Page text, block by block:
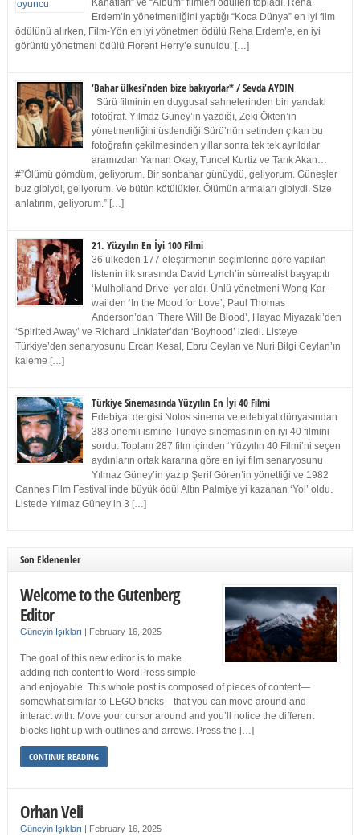
Kanatları” ve “Albüm” filmleri ödülleri topladı. Reha
Erdem’in yönetmenliğini yaptığı “Koca Dünya” en iyi film
ödülünü alırken, Film-Yön en iyi yönetmen ödülü Reha Erdem’e, en iyi
görüntü yönetmeni ödülü Florent Herry’e sunuldu. […]
‘Bahar ülkesi’nden bize bakıyorlar* / Sevda AYDIN
Sürü filminin en duygusal sahnelerinden biri yandaki
fotoğraf. Yılmaz Güney’in yazdığı, Zeki Ökten’in
yönetmenliğini üstlendiği Sürü’nün setinden çıkan bu
fotoğrafın çekilmesinden yıllar sonra tek tek ayrıldılar
aramızdan Yaman Okay, Tuncel Kurtiz ve Tarık Akan…
#”Ölümü gömdüm, geliyorum. Bir sonbahar günüydü, geliyorum. Güneşler
buz gibiydi, geliyorum. Ve bütün kötülükler. Ölümün armaları gibiydi. Size
anlatırım, geliyorum.” […]
21. Yüzyılın En İyi 100 Filmi
36 ülkeden 177 eleştirmenin seçimlerine göre yapılan
listenin ilk sırasında David Lynch’in sürrealist başyapıtı
‘Mulholland Drive’ yer aldı. Ünlü yönetmeni Wong Kar-
wai’den ‘In the Mood for Love’, Paul Thomas
Anderson’dan ‘There Will Be Blood’, Hayao Miyazaki’den
‘Spirited Away’ ve Richard Linklater’dan ‘Boyhood’ izledi. Listeye
Türkiye’den senaryosunu Ercan Kesal, Ebru Ceylan ve Nuri Bilgi Ceylan’ın
kaleme […]
Türkiye Sinemasında Yüzyılın En İyi 40 Filmi
Edebiyat dergisi Notos sinema ve edebiyat dünyasından
383 önemli ismine Türkiye sinemasının en iyi 40 filmini
sordu. Toplam 287 film içinden ‘Yüzyılın 40 Filmi’ni seçen
aydınların ortak kararına göre en iyi film senaryosunu
Yılmaz Güney’in yazıp Şerif Gören’in yönettiği ve 1982
Cannes Film Festival’inde büyük ödül Altın Palmiye’yi kazanan ‘Yol’ oldu.
Listede Yılmaz Güney’in 3 […]
Son Eklenenler
Welcome to the Gutenberg
Editor
Güneyin Işıkları | February 16, 2025
The goal of this new editor is to make
adding rich content to WordPress simple
and enjoyable. This whole post is composed of pieces of content—
somewhat similar to LEGO bricks—that you can move around and
interact with. Move your cursor around and you’ll notice the different
blocks light up with outlines and arrows. Press the […]
CONTINUE READING
Orhan Veli
Güneyin Işıkları | February 16, 2025